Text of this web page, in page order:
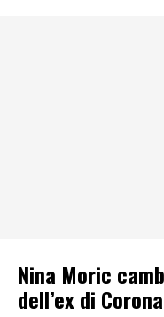
Nina Moric
dell’ex di